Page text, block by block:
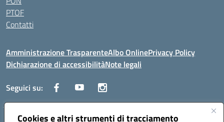
Cookies e altri strumenti di tracciamento
PTOF
Contatti
Amministrazione TrasparenteAlbo OnlinePrivacy Policy
Dichiarazione di accessibilitàNote legali
Seguici su: